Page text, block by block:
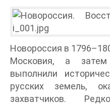
Новороссия в
Московия, а затем
выполнили
русских земель,
захватчиков.